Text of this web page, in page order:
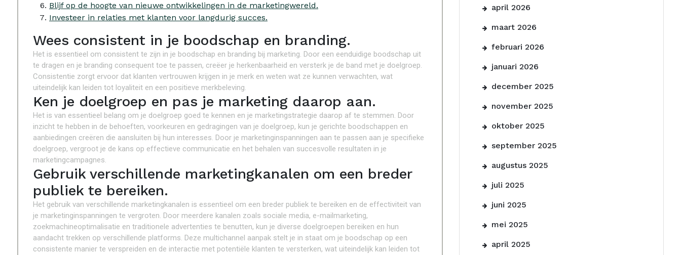
Blijf op de hoogte van nieuwe ontwikkelingen in de marketingwereld.
Investeer in relaties met klanten voor langdurig succes.
Wees consistent in je boodschap en branding.
Het is essentieel om consistent te zijn in je boodschap en branding bij marketing. Door een eenduidige boodschap uit
te dragen en je branding consequent toe te passen, creëer je herkenbaarheid en versterk je de band met je doelgroep.
Consistentie zorgt ervoor dat klanten vertrouwen krijgen in je merk en weten wat ze kunnen verwachten, wat
uiteindelijk kan leiden tot loyaliteit en een positieve merkbeleving.
Ken je doelgroep en pas je marketing daarop aan.
Het is van essentieel belang om je doelgroep goed te kennen en je marketingstrategie daarop af te stemmen. Door
inzicht te hebben in de behoeften, voorkeuren en gedragingen van je doelgroep, kun je gerichte boodschappen en
aanbiedingen creëren die aansluiten bij hun interesses. Door je marketinginspanningen aan te passen aan je specifieke
doelgroep, vergroot je de kans op effectieve communicatie en het behalen van succesvolle resultaten in je
marketingcampagnes.
Gebruik verschillende marketingkanalen om een breder
publiek te bereiken.
Het gebruik van verschillende marketingkanalen is essentieel om een breder publiek te bereiken en de effectiviteit van
je marketinginspanningen te vergroten. Door meerdere kanalen zoals sociale media, e-mailmarketing,
zoekmachineoptimalisatie en traditionele advertenties te benutten, kun je diverse doelgroepen bereiken en hun
aandacht trekken op verschillende platforms. Deze multichannel aanpak stelt je in staat om je boodschap op een
consistente manier te verspreiden en de interactie met potentiële klanten te versterken, wat uiteindelijk kan leiden tot
april 2026
maart 2026
februari 2026
januari 2026
december 2025
november 2025
oktober 2025
september 2025
augustus 2025
juli 2025
juni 2025
mei 2025
april 2025